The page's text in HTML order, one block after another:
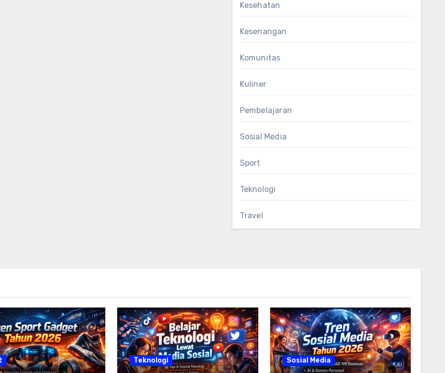
Kesehatan
Kesenangan
Komunitas
Kuliner
Pembelajaran
Sosial Media
Sport
Teknologi
Travel
Teknologi Sosial Media